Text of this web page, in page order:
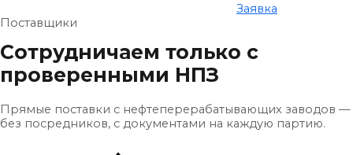
Заявка
Поставщики
Сотрудничаем только с
проверенными НПЗ
Прямые поставки с нефтеперерабатывающих заводов —
без посредников, с документами на каждую партию.